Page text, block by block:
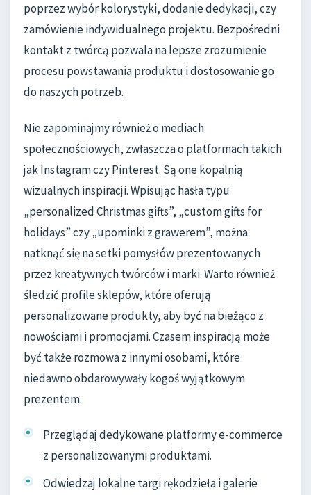
poprzez wybór kolorystyki, dodanie dedykacji, czy
zamówienie indywidualnego projektu. Bezpośredni
kontakt z twórcą pozwala na lepsze zrozumienie
procesu powstawania produktu i dostosowanie go
do naszych potrzeb.
Nie zapominajmy również o mediach
społecznościowych, zwłaszcza o platformach takich
jak Instagram czy Pinterest. Są one kopalnią
wizualnych inspiracji. Wpisując hasła typu
„personalized Christmas gifts”, „custom gifts for
holidays” czy „upominki z grawerem”, można
natknąć się na setki pomysłów prezentowanych
przez kreatywnych twórców i marki. Warto również
śledzić profile sklepów, które oferują
personalizowane produkty, aby być na bieżąco z
nowościami i promocjami. Czasem inspiracją może
być także rozmowa z innymi osobami, które
niedawno obdarowywały kogoś wyjątkowym
prezentem.
Przeglądaj dedykowane platformy e-commerce
z personalizowanymi produktami.
Odwiedzaj lokalne targi rękodzieła i galerie